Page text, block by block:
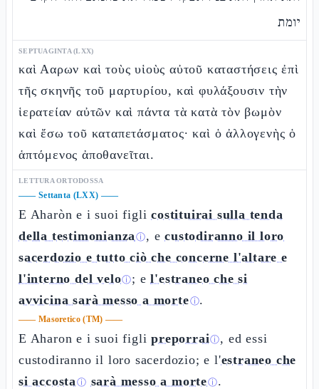
יומת
SEPTUAGINTA (LXX)
καὶ Ααρων καὶ τοὺς υἱοὺς αὐτοῦ καταστήσεις ἐπὶ
τῆς σκηνῆς τοῦ μαρτυρίου, καὶ φυλάξουσιν τὴν
ἱερατείαν αὐτῶν καὶ πάντα τὰ κατὰ τὸν βωμὸν
καὶ ἔσω τοῦ καταπετάσματος· καὶ ὁ ἀλλογενὴς ὁ
ἁπτόμενος ἀποθανεῖται.
LETTURA ORTODOSSA
—— Settanta (LXX) ——
E Aharòn e i suoi figlicostituirai sulla tenda
della testimonianzaⓘ, ecustodiranno il loro
sacerdozio e tutto ciò che concerne l'altare e
l'interno del veloⓘ; el'estraneo che si
avvicina sarà messo a morteⓘ.
—— Masoretico (TM) ——
E Aharon e i suoi figlipreporraiⓘ, ed essi
custodiranno il loro sacerdozio; e l'estraneo che
si accostaⓘ sarà messo a morteⓘ.